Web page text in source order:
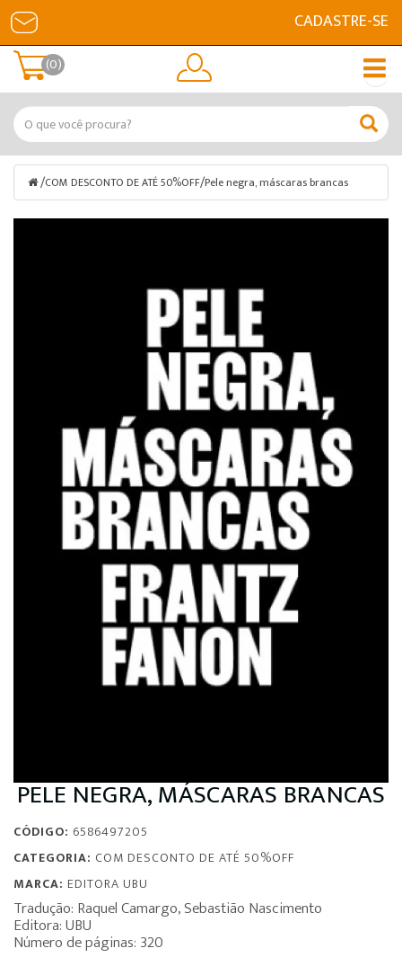
CADASTRE-SE
(0)
/COM DESCONTO DE ATÉ 50%OFF/Pele negra, máscaras brancas
PELE NEGRA, MÁSCARAS BRANCAS
CÓDIGO: 6586497205
CATEGORIA: COM DESCONTO DE ATÉ 50%OFF
MARCA: EDITORA UBU
Tradução: Raquel Camargo, Sebastião Nascimento
Editora: UBU
Número de páginas: 320